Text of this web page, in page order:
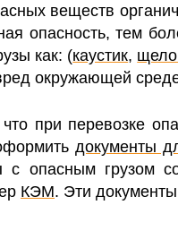
веществ
опасность, тем
как: (каустик,
окружающей
при перевозке
документы
опасным грузом
КЭМ. Эти